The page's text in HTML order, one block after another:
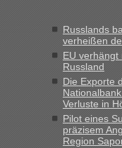
Milliarden aufgedeckt
„Kein Zoll. Du musst
und du nicht damit
Originalverpackt ist
keine Probleme geben“
Recht, Visa
gebrauchter Kleidung
Russlands
verheißen
EU verhängt
Russland
Die Exporte
Verluste in
Pilot eines
präzisem
Region